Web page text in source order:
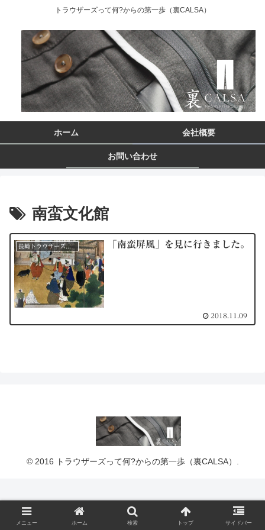
トラウザーズって何?からの第一歩（裏CALSA）
ホーム 会社概要
お問い合わせ
南蛮文化館
長崎トラウザーズができるまで 「南蛮屏風」を見に行きました。
2018.11.09
© 2016 トラウザーズって何?からの第一歩（裏CALSA）.
メニュー ホーム 検索 トップ サイドバー